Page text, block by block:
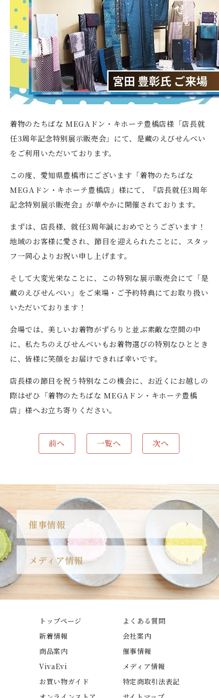
着物のたちばな MEGAドン・キホーテ豊橋店様「店長就
任3周年記念特別展示販売会」にて、是蔵のえびせんべい
をご利用いただいております。
この度、愛知県豊橋市にございます「着物のたちばな
MEGAドン・キホーテ豊橋店」様にて、『店長就任3周年
記念特別展示販売会』が華やかに開催されております。
まずは、店長様、就任3周年誠におめでとうございます！
地域のお客様に愛され、節目を迎えられたことに、スタッ
フ一同心よりお祝い申し上げます。
そして大変光栄なことに、この特別な展示販売会にて「是
蔵のえびせんべい」をご来場・ご予約特典にてお取り扱い
いただいております！
会場では、美しいお着物がずらりと並ぶ素敵な空間の中
に、私たちのえびせんべいもお着物選びの特別なひととき
に、皆様に笑顔をお届けできれば幸いです。
店長様の節目を祝う特別なこの機会に、お近くにお越しの
際はぜひ「着物のたちばな MEGAドン・キホーテ豊橋
店」様へお立ち寄りください。
前へ 一覧へ 次へ
催事情報
メディア情報
トップページ
新着情報
商品案内
VivaEvi
お買い物ガイド
よくある質問
会社案内
催事情報
メディア情報
特定商取引法表記